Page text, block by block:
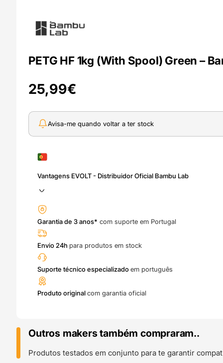
PETG HF 1kg (With Spool) Green –
25,99€
Avisa-me quando voltar a ter stock
Vantagens EVOLT - Distribuidor Oficial Bambu Lab
Garantia de 3 anos* com suporte em Portugal
Envio 24h para produtos em stock
Suporte técnico especializadoem português
Produto originalcom garantia oficial
Outros makers também compraram..
Produtos testados em conjunto para te garantir